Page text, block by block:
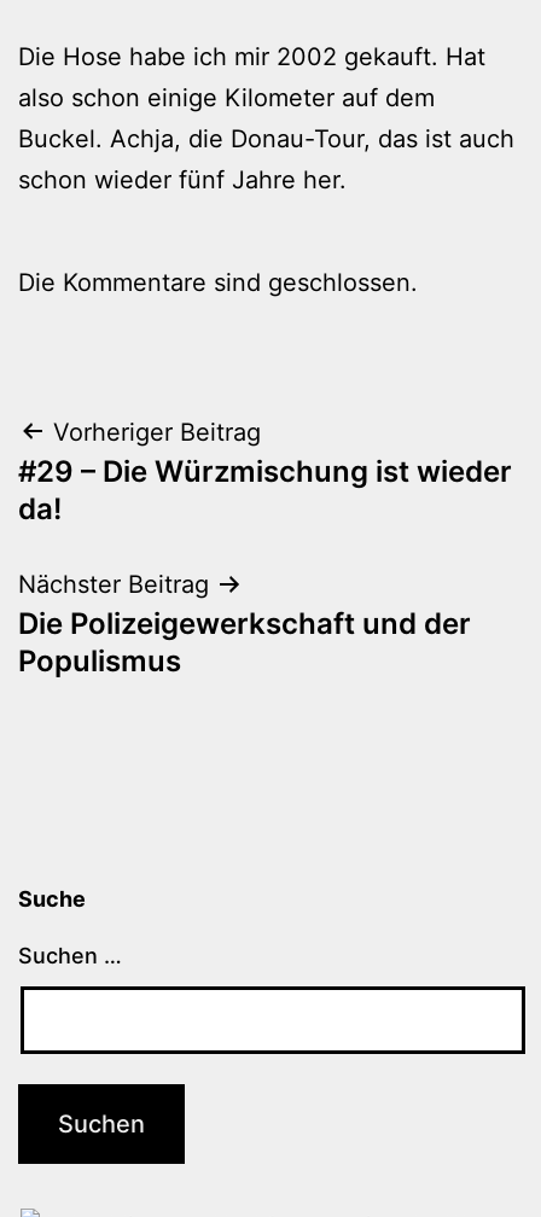
Die Hose habe ich mir 2002 gekauft. Hat
also schon einige Kilometer auf dem
Buckel. Achja, die Donau-Tour, das ist auch
schon wieder fünf Jahre her.
Die Kommentare sind geschlossen.
Beitragsnavigation
Vorheriger Beitrag
#29 – Die Würzmischung ist wieder
da!
Nächster Beitrag
Die Polizeigewerkschaft und der
Populismus
Suche
Suchen …